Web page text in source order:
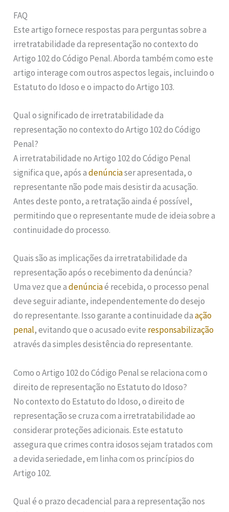
FAQ
Este artigo fornece respostas para perguntas sobre a
irretratabilidade da representação no contexto do
Artigo 102 do Código Penal. Aborda também como este
artigo interage com outros aspectos legais, incluindo o
Estatuto do Idoso e o impacto do Artigo 103.
Qual o significado de irretratabilidade da
representação no contexto do Artigo 102 do Código
Penal?
A irretratabilidade no Artigo 102 do Código Penal
significa que, após adenúnciaser apresentada, o
representante não pode mais desistir da acusação.
Antes deste ponto, a retratação ainda é possível,
permitindo que o representante mude de ideia sobre a
continuidade do processo.
Quais são as implicações da irretratabilidade da
representação após o recebimento da denúncia?
Uma vez que adenúnciaé recebida, o processo penal
deve seguir adiante, independentemente do desejo
do representante. Isso garante a continuidade daação
penal, evitando que o acusado evite responsabilização
através da simples desistência do representante.
Como o Artigo 102 do Código Penal se relaciona com o
direito de representação no Estatuto do Idoso?
No contexto do Estatuto do Idoso, o direito de
representação se cruza com a irretratabilidade ao
considerar proteções adicionais. Este estatuto
assegura que crimes contra idosos sejam tratados com
a devida seriedade, em linha com os princípios do
Artigo 102.
Qual é o prazo decadencial para a representação nos